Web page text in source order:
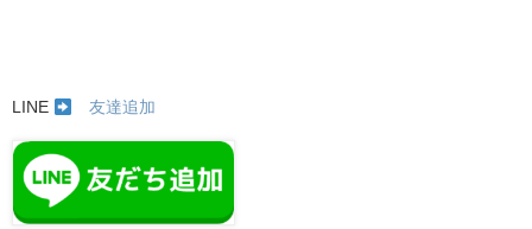
LINE 友達追加